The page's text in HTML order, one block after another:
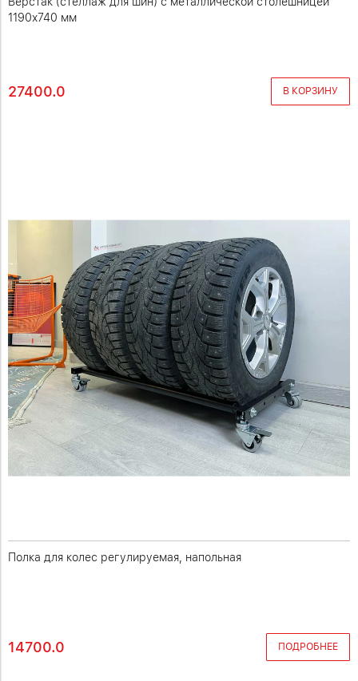
1190х740 мм
27400.0 В КОРЗИНУ
Полка для колес регулируемая, напольная
14700.0 ПОДРОБНЕЕ